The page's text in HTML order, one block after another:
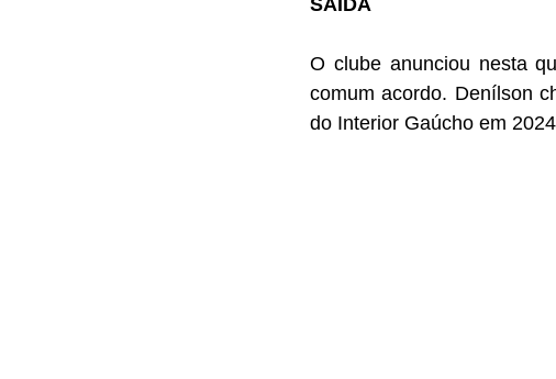
SAÍDA
O clube anunciou nesta
comum acordo. Denílson
do Interior Gaúcho em